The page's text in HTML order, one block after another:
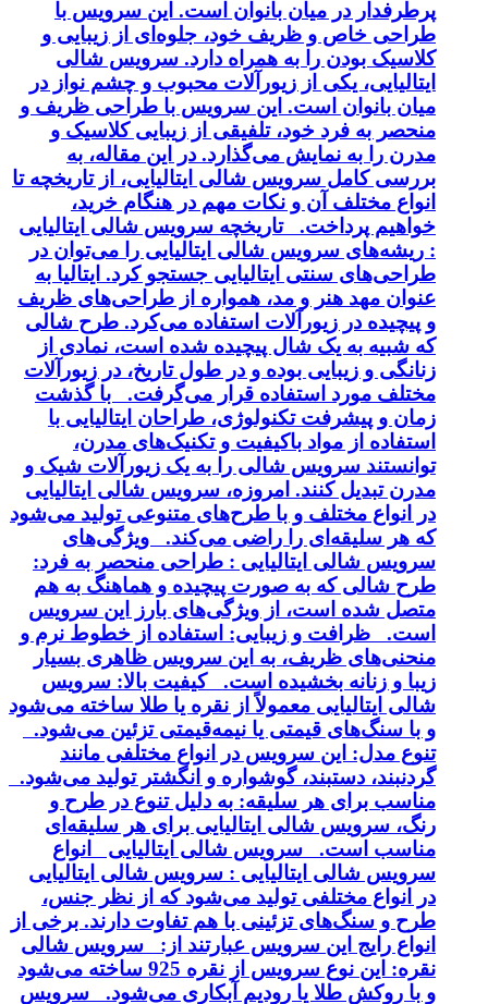
پرطرفدار در میان بانوان است. این سرویس با
طراحی خاص و ظریف خود، جلوه‌ای از زیبایی و
کلاسیک بودن را به همراه دارد. سرویس شالی
ایتالیایی، یکی از زیورآلات محبوب و چشم نواز در
میان بانوان است. این سرویس با طراحی ظریف و
منحصر به فرد خود، تلفیقی از زیبایی کلاسیک و
مدرن را به نمایش می‌گذارد. در این مقاله، به
بررسی کامل سرویس شالی ایتالیایی، از تاریخچه تا
انواع مختلف آن و نکات مهم در هنگام خرید،
خواهیم پرداخت. تاریخچه سرویس شالی ایتالیایی
: ریشه‌های سرویس شالی ایتالیایی را می‌توان در
طراحی‌های سنتی ایتالیایی جستجو کرد. ایتالیا به
عنوان مهد هنر و مد، همواره از طراحی‌های ظریف
و پیچیده در زیورآلات استفاده می‌کرد. طرح شالی
که شبیه به یک شال پیچیده شده است، نمادی از
زنانگی و زیبایی بوده و در طول تاریخ، در زیورآلات
مختلف مورد استفاده قرار می‌گرفت. با گذشت
زمان و پیشرفت تکنولوژی، طراحان ایتالیایی با
استفاده از مواد باکیفیت و تکنیک‌های مدرن،
توانستند سرویس شالی را به یک زیورآلات شیک و
مدرن تبدیل کنند. امروزه، سرویس شالی ایتالیایی
در انواع مختلف و با طرح‌های متنوعی تولید می‌شود
که هر سلیقه‌ای را راضی می‌کند. ویژگی‌های
سرویس شالی ایتالیایی : طراحی منحصر به فرد:
طرح شالی که به صورت پیچیده و هماهنگ به هم
متصل شده است، از ویژگی‌های بارز این سرویس
است. ظرافت و زیبایی: استفاده از خطوط نرم و
منحنی‌های ظریف، به این سرویس ظاهری بسیار
زیبا و زنانه بخشیده است. کیفیت بالا: سرویس
شالی ایتالیایی معمولاً از نقره یا طلا ساخته می‌شود
و با سنگ‌های قیمتی یا نیمه‌قیمتی تزئین می‌شود.
تنوع مدل: این سرویس در انواع مختلفی مانند
گردنبند، دستبند، گوشواره و انگشتر تولید می‌شود.
مناسب برای هر سلیقه: به دلیل تنوع در طرح و
رنگ، سرویس شالی ایتالیایی برای هر سلیقه‌ای
مناسب است. سرویس شالی ایتالیایی انواع
سرویس شالی ایتالیایی : سرویس شالی ایتالیایی
در انواع مختلفی تولید می‌شود که از نظر جنس،
طرح و سنگ‌های تزئینی با هم تفاوت دارند. برخی از
انواع رایج این سرویس عبارتند از: سرویس شالی
نقره: این نوع سرویس از نقره 925 ساخته می‌شود
و با روکش طلا یا رودیم آبکاری می‌شود. سرویس